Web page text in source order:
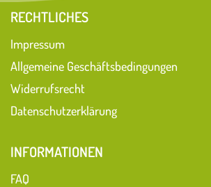
RECHTLICHES
Impressum
Allgemeine Geschäftsbedingungen
Widerrufsrecht
Datenschutzerklärung
INFORMATIONEN
FAQ